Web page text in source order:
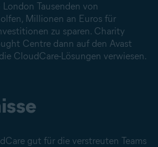
Tausenden von
Millionen an Euros für
zu sparen. Charity
Centre dann auf den Avast
CloudCare-Lösungen verwiesen.
gut für die verstreuten Teams